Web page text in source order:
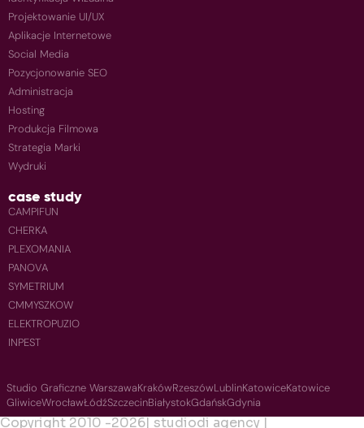
Projektowanie UI/UX
Aplikacje Internetowe
Social Media
Pozycjonowanie SEO
Administracja
Hosting
Produkcja Filmowa
Strategia Marki
Wydruki
case study
CAMPIFUN
CHERKA
PLEXOMANIA
PANOVA
SYMETRIUM
CMMYSZKOW
ELEKTROPUZIO
INPEST
Studio Graficzne WarszawaKrakówRzeszówLublinKatowiceKatowice
GliwiceWrocławŁódźSzczecinBiałystokGdańskGdynia
Copyright 2010 -2026| studiodi agency |